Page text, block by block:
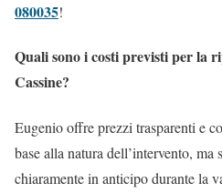
080035!
Quali sono i costi previsti per la
Cassine?
Eugenio offre prezzi trasparenti e
base alla natura dell’intervento, ma
chiaramente in anticipo durante la